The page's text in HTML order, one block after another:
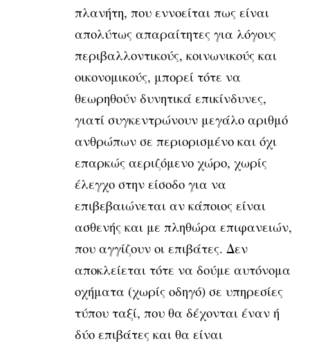
πλανήτη, που εννοείται πως είναι
απολύτως απαραίτητες για λόγους
περιβαλλοντικούς, κοινωνικούς και
οικονομικούς, μπορεί τότε να
θεωρηθούν δυνητικά επικίνδυνες,
γιατί συγκεντρώνουν μεγάλο αριθμό
ανθρώπων σε περιορισμένο και όχι
επαρκώς αεριζόμενο χώρο, χωρίς
έλεγχο στην είσοδο για να
επιβεβαιώνεται αν κάποιος είναι
ασθενής και με πληθώρα επιφανειών,
που αγγίζουν οι επιβάτες. Δεν
αποκλείεται τότε να δούμε αυτόνομα
οχήματα (χωρίς οδηγό) σε υπηρεσίες
τύπου ταξί, που θα δέχονται έναν ή
δύο επιβάτες και θα είναι